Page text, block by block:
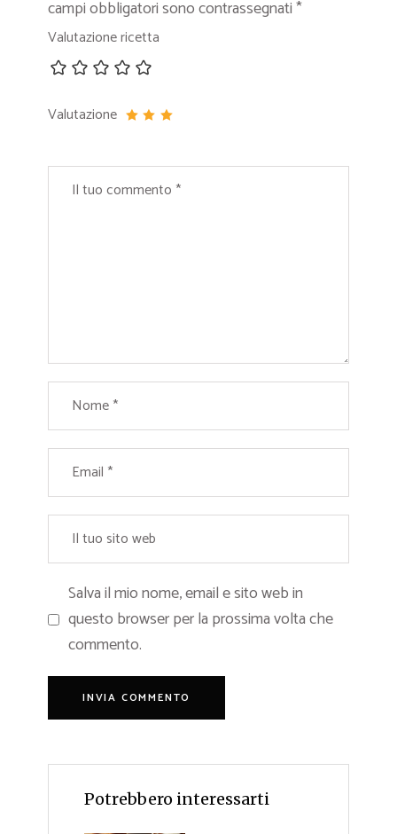
campi obbligatori sono contrassegnati*
Valutazione ricetta
Valutazione
Salva il mio nome, email e sito web in
questo browser per la prossima volta che
commento.
Potrebbero interessarti